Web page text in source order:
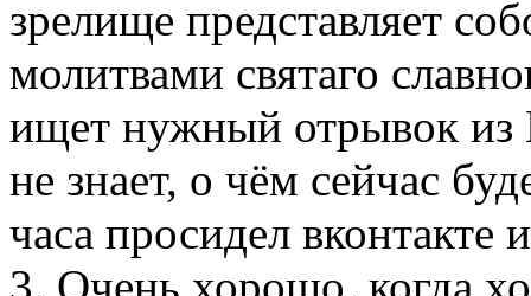
зрелище представляет
молитвами святаго
ищет нужный отрывок из
не знает, о чём сейчас
часа просидел вконтакте
3. Очень хорошо, когда